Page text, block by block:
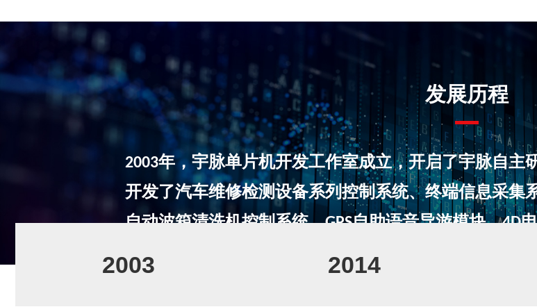
发展历程
2003年，宇脉单片机开发工作室成立，开启了宇脉自主
开发了汽车维修检测设备系列控制系统、终端信息采集
自动波箱清洗机控制系统。GPS自助语音导游模块。4D
………
2003 2014